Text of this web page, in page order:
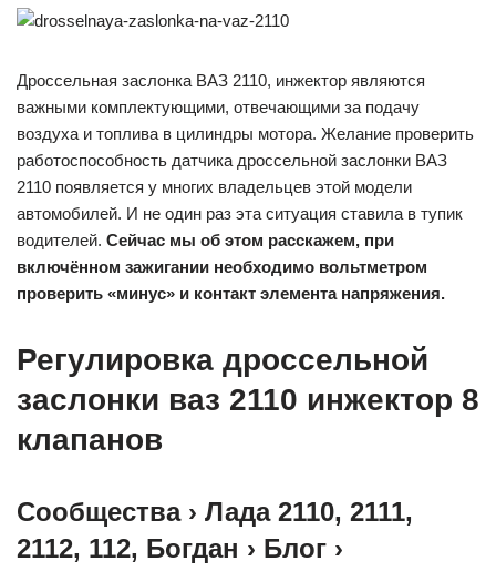
Дроссельная заслонка ВАЗ 2110, инжектор являются
важными комплектующими, отвечающими за подачу
воздуха и топлива в цилиндры мотора. Желание проверить
работоспособность датчика дроссельной заслонки ВАЗ
2110 появляется у многих владельцев этой модели
автомобилей. И не один раз эта ситуация ставила в тупик
водителей. Сейчас мы об этом расскажем, при
включённом зажигании необходимо вольтметром
проверить «минус» и контакт элемента напряжения.
Регулировка дроссельной
заслонки ваз 2110 инжектор 8
клапанов
Сообщества › Лада 2110, 2111,
2112, 112, Богдан › Блог ›